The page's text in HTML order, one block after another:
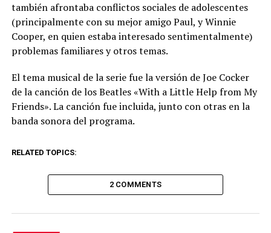
también afrontaba conflictos sociales de adolescentes
(principalmente con su mejor amigo Paul, y Winnie
Cooper, en quien estaba interesado sentimentalmente)
problemas familiares y otros temas.
El tema musical de la serie fue la versión de Joe Cocker
de la canción de los Beatles «With a Little Help from My
Friends». La canción fue incluida, junto con otras en la
banda sonora del programa.
RELATED TOPICS:
2 COMMENTS